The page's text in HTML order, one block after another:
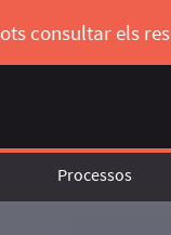
consultar els
Processos